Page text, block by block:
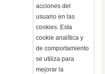
acciones del
usuario en las
cookies. Esta
cookie analítica y
de comportamiento
se utiliza para
mejorar la